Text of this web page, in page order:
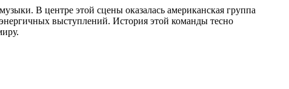
В центре этой сцены оказалась американская группа
выступлений. История этой команды тесно